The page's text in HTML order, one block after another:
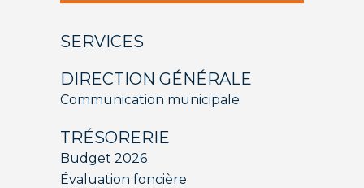
SERVICES
DIRECTION GÉNÉRALE
Communication municipale
TRÉSORERIE
Budget 2026
Évaluation foncière